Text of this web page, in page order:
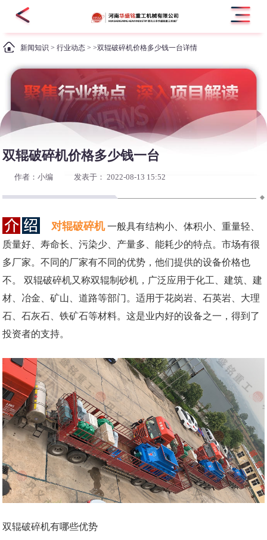
新闻知识 >行业动态 > >双辊破碎机价格多少钱一台详情
双辊破碎机价格多少钱一台
作者：小编 发表于： 2022-08-13 15:52
对辊破碎机 一般具有结构小、体积小、重量轻、
质量好、寿命长、污染少、产量多、能耗少的特点。市场有很
多厂家。不同的厂家有不同的优势，他们提供的设备价格也
不。 双辊破碎机又称双辊制砂机，广泛应用于化工、建筑、建
材、冶金、矿山、道路等部门。适用于花岗岩、石英岩、大理
石、石灰石、铁矿石等材料。这是业内好的设备之一，得到了
投资者的支持。
双辊破碎机有哪些优势